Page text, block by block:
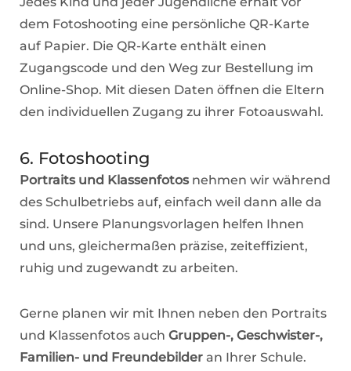
dem Fotoshooting eine persönliche QR-Karte
auf Papier. Die QR-Karte enthält einen
Zugangscode und den Weg zur Bestellung im
Online-Shop. Mit diesen Daten öffnen die Eltern
den individuellen Zugang zu ihrer Fotoauswahl.
6. Fotoshooting
Portraits und Klassenfotosnehmen wir während
des Schulbetriebs auf, einfach weil dann alle da
sind. Unsere Planungsvorlagen helfen Ihnen
und uns, gleichermaßen präzise, zeiteffizient,
ruhig und zugewandt zu arbeiten.
Gerne planen wir mit Ihnen neben den Portraits
und Klassenfotos auch Gruppen-, Geschwister-,
Familien- und Freundebilder an Ihrer Schule.